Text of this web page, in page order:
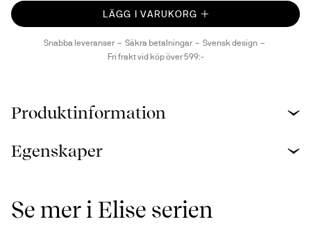
LÄGG I VARUKORG
Snabba leveranser Säkra betalningar
Svensk design
Fri frakt vid köp över 599:-
Produktinformation
Egenskaper
Se mer i Elise serien